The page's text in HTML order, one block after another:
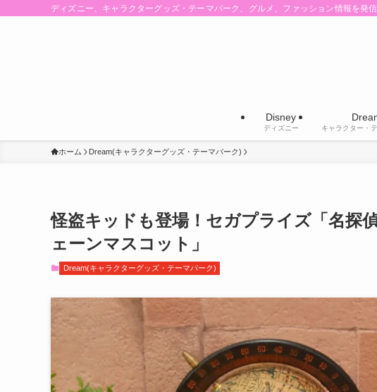
ディズニー、キャラクターグッズ・テーマパーク、グルメ、ファッション情報を発信
Disney
ディズニー キャラクター・
ホーム Dream(キャラクターグッズ・テーマパーク)
怪盗キッドも登場！セガプライズ「名
ェーンマスコット」
Dream(キャラクターグッズ・テーマパーク)